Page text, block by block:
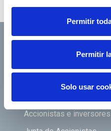
Permitir
Permitir
Solo usar
Accionistas e inversores